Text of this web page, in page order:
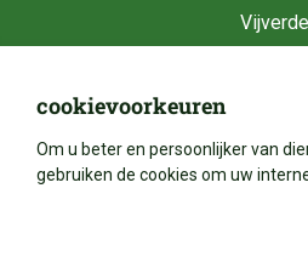
cookievoorkeuren
Om u beter en persoonlijker van
gebruiken de cookies om uw